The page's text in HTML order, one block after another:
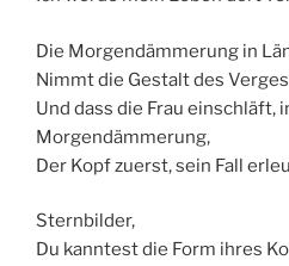
Die Morgendämmerung in
Nimmt die Gestalt des
Und dass die Frau einschläft,
Morgendämmerung,
Der Kopf zuerst, sein Fall
Sternbilder,
Du kanntest die Form ihres